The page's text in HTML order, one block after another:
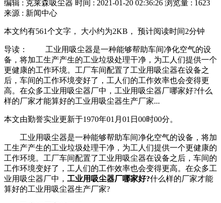
编辑 : 克莱森吸尘器 时间 : 2021-01-20 02:36:26 浏览量 : 1623
来源 : 新闻中心
本文约有561个文字， 大小约为2KB， 预计阅读时间2分钟
导读： 工业用吸尘器是一种能够帮助车间净化空气的设
备，将加工生产产生的工业垃圾处理干净，为工人们提供一个
更健康的工作环境。工厂车间配置了工业用吸尘器在设备之
后，车间的工作环境变好了，工人们的工作效率也会变得更
高。在众多工业用吸尘器厂中，工业用吸尘器厂哪家好?什么
样的厂家才能算好的工业用吸尘器生产厂家...
本文由勤誉实业更新于1970年01月01日00时00分。
工业用吸尘器是一种能够帮助车间净化空气的设备，将加
工生产产生的工业垃圾处理干净，为工人们提供一个更健康的
工作环境。工厂车间配置了工业用吸尘器在设备之后，车间的
工作环境变好了，工人们的工作效率也会变得更高。在众多工
业用吸尘器厂中， 工业用吸尘器厂哪家好?什么样的厂家才能
算好的工业用吸尘器生产厂家?